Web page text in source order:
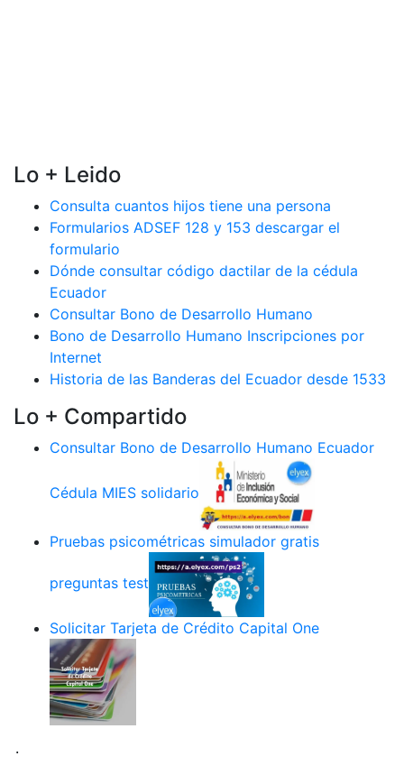
Lo + Leido
Consulta cuantos hijos tiene una persona
Formularios ADSEF 128 y 153 descargar el
formulario
Dónde consultar código dactilar de la cédula
Ecuador
Consultar Bono de Desarrollo Humano
Bono de Desarrollo Humano Inscripciones por
Internet
Historia de las Banderas del Ecuador desde 1533
Lo + Compartido
Consultar Bono de Desarrollo Humano Ecuador
Cédula MIES solidario
Pruebas psicométricas simulador gratis
preguntas test
Solicitar Tarjeta de Crédito Capital One
.